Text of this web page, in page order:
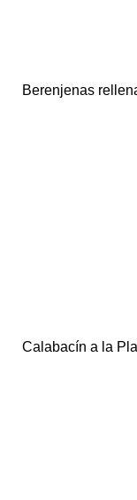
Berenjenas
Calabacín a la